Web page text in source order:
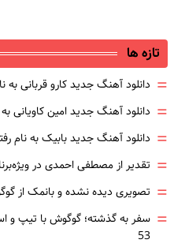
تازه ها
= دانلود آهنگ جدید کارو قربانی به
= دانلود آهنگ جدید امین کاویانی
= دانلود آهنگ جدید بابیک به نام
= تقدیر از مصطفی احمدی در
= تصویری دیده نشده و بانمک از
=
53